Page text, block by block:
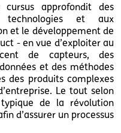
approfondit des
technologies et aux
et le développement de
- en vue d’exploiter au
de capteurs, des
et des méthodes
des produits complexes
Le tout selon
de la révolution
d’assurer un processus